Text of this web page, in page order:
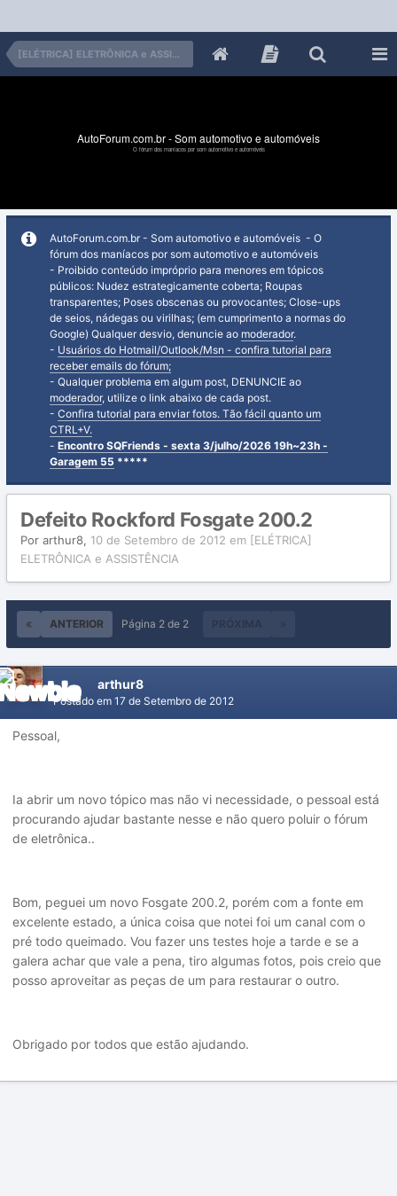
[ELÉTRICA] ELETRÔNICA e ASSISTÊNCIA
AutoForum.com.br - Som automotivo e automóveis
O fórum dos maníacos por som automotivo e automóveis
AutoForum.com.br - Som automotivo e automóveis - O
fórum dos maníacos por som automotivo e automóveis
- Proibido conteúdo impróprio para menores em tópicos
públicos: Nudez estrategicamente coberta; Roupas
transparentes; Poses obscenas ou provocantes; Close-ups
de seios, nádegas ou virilhas; (em cumprimento a normas do
Google) Qualquer desvio, denuncie ao moderador.
- Usuários do Hotmail/Outlook/Msn - confira tutorial para
receber emails do fórum;
- Qualquer problema em algum post, DENUNCIE ao
moderador, utilize o link abaixo de cada post.
- Confira tutorial para enviar fotos. Tão fácil quanto um
CTRL+V.
- Encontro SQFriends - sexta 3/julho/2026 19h~23h -
Garagem 55 *****
Defeito Rockford Fosgate 200.2
Por arthur8, 10 de Setembro de 2012 em [ELÉTRICA]
ELETRÔNICA e ASSISTÊNCIA
ANTERIOR PRÓXIMA
Página 2 de 2
arthur8
Postado em 17 de Setembro de 2012
Pessoal,
Ia abrir um novo tópico mas não vi necessidade, o pessoal está
procurando ajudar bastante nesse e não quero poluir o fórum
de eletrônica..
Bom, peguei um novo Fosgate 200.2, porém com a fonte em
excelente estado, a única coisa que notei foi um canal com o
pré todo queimado. Vou fazer uns testes hoje a tarde e se a
galera achar que vale a pena, tiro algumas fotos, pois creio que
posso aproveitar as peças de um para restaurar o outro.
Obrigado por todos que estão ajudando.